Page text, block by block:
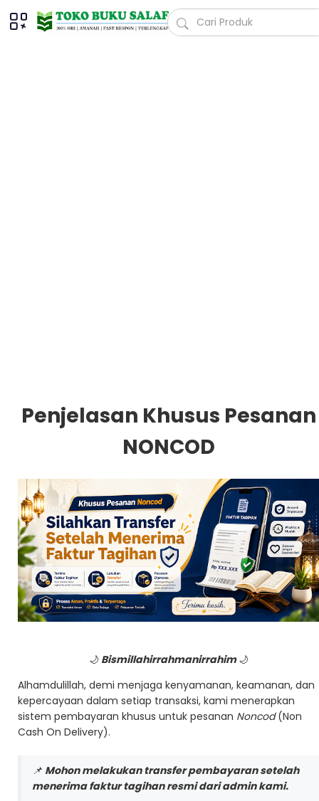
Penjelasan Khusus Pesanan
NONCOD
🌙 Bismillahirrahmanirrahim 🌙
Alhamdulillah, demi menjaga kenyamanan, keamanan, dan
kepercayaan dalam setiap transaksi, kami menerapkan
sistem pembayaran khusus untuk pesanan Noncod(Non
Cash On Delivery).
📌 Mohon melakukan transfer pembayaran setelah
menerima faktur tagihan resmi dari admin kami.